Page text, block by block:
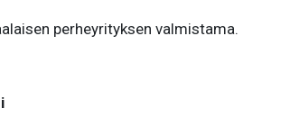
perheyrityksen valmistama.